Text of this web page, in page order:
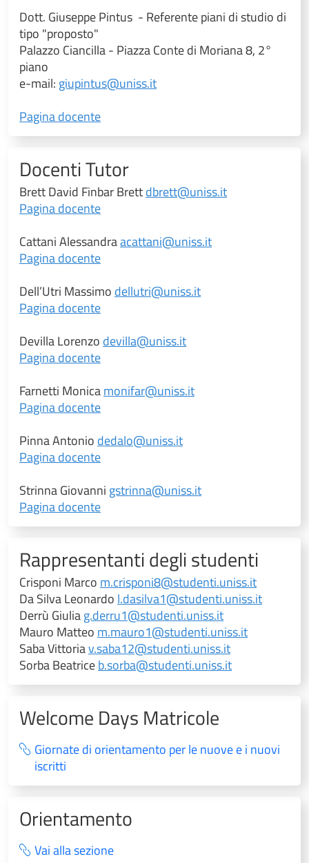
Dott. Giuseppe Pintus - Referente piani di studio di
tipo "proposto"
Palazzo Ciancilla - Piazza Conte di Moriana 8, 2°
piano
e-mail: giupintus@uniss.it
Pagina docente
Docenti Tutor
Brett David Finbar Brettdbrett@uniss.it
Pagina docente
Cattani Alessandraacattani@uniss.it
Pagina docente
Dell’Utri Massimo dellutri@uniss.it
Pagina docente
Devilla Lorenzo devilla@uniss.it
Pagina docente
Farnetti Monicamonifar@uniss.it
Pagina docente
Pinna Antonio dedalo@uniss.it
Pagina docente
Strinna Giovanni gstrinna@uniss.it
Pagina docente
Rappresentanti degli studenti
Crisponi Marco m.crisponi8@studenti.uniss.it
Da Silva Leonardo l.dasilva1@studenti.uniss.it
Derrù Giuliag.derru1@studenti.uniss.it
Mauro Matteo m.mauro1@studenti.uniss.it
Saba Vittoriav.saba12@studenti.uniss.it
Sorba Beatriceb.sorba@studenti.uniss.it
Welcome Days Matricole
Giornate di orientamento per le nuove e i nuovi
iscritti
Orientamento
Vai alla sezione